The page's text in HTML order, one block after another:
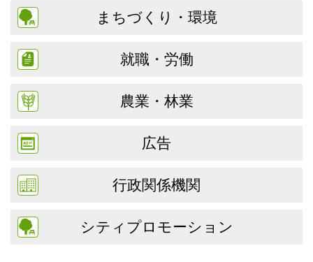
まちづくり・環境
就職・労働
農業・林業
広告
行政関係機関
シティプロモーション